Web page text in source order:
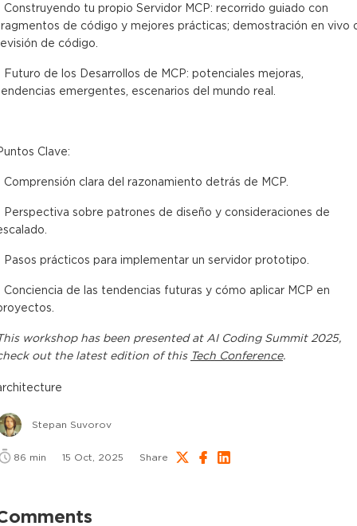
Construyendo tu propio Servidor MCP: recorrido guiado con
de código y mejores prácticas; demostración en vivo
de código.
Futuro de los Desarrollos de MCP: potenciales mejoras,
emergentes, escenarios del mundo real.
Clave:
Comprensión clara del razonamiento detrás de MCP.
Perspectiva sobre patrones de diseño y consideraciones de
Pasos prácticos para implementar un servidor prototipo.
Conciencia de las tendencias futuras y cómo aplicar MCP en
workshophas been presented at AI Coding Summit 2025,
out the latest edition of this Tech Conference.
Stepan Suvorov
86 min 15 Oct, 2025 Share